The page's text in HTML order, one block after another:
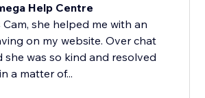
Help Centre
Cam, she helped me with an
on my website. Over chat
she was so kind and resolved
a matter of...